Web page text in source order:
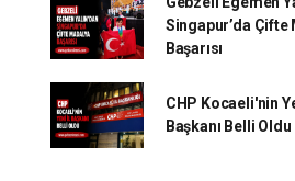
Singapur’da Çifte
Başarısı
CHP Kocaeli'nin
Başkanı Belli Oldu